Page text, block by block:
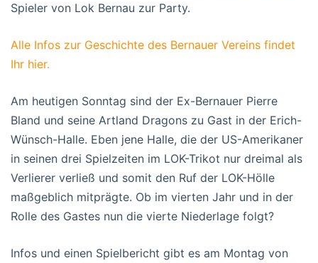
Spieler von Lok Bernau zur Party.
Alle Infos zur Geschichte des Bernauer Vereins findet
Ihr hier.
Am heutigen Sonntag sind der Ex-Bernauer Pierre
Bland und seine Artland Dragons zu Gast in der Erich-
Wünsch-Halle. Eben jene Halle, die der US-Amerikaner
in seinen drei Spielzeiten im LOK-Trikot nur dreimal als
Verlierer verließ und somit den Ruf der LOK-Hölle
maßgeblich mitprägte. Ob im vierten Jahr und in der
Rolle des Gastes nun die vierte Niederlage folgt?
Infos und einen Spielbericht gibt es am Montag von